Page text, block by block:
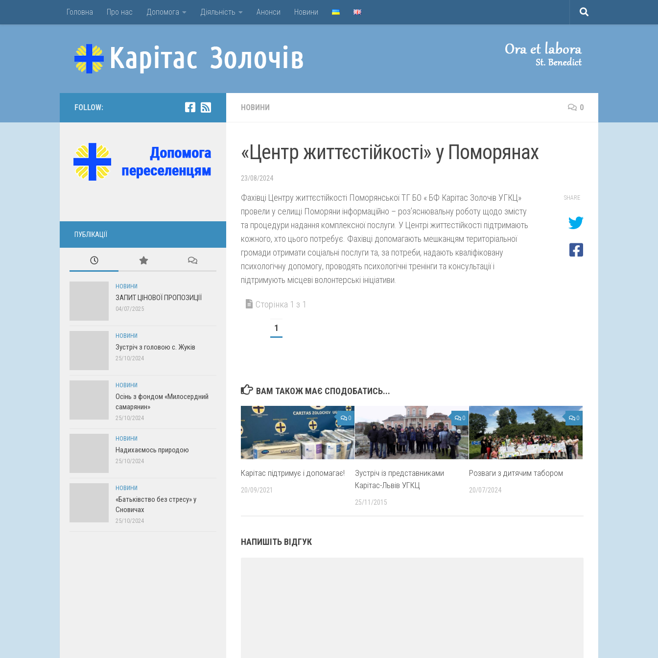
Головна Про нас Допомога Діяльність Анонси Новини
НОВИНИ 0
«Центр життєстійкості» у Поморянах
23/08/2024
Фахівці Центру життєстійкості Поморянської ТГ БО « БФ Карітас Золочів УГКЦ»
провели у селищі Поморяни інформаційно – розʼяснювальну роботу щодо змісту
та процедури надання комплексної послуги. У Центрі життєстійкості підтримають
кожного, хто цього потребує. Фахівці допомагають мешканцям територіальної
громади отримати соціальні послуги та, за потреби, надають кваліфіковану
психологічну допомогу, проводять психологічні тренінги та консультації і
підтримують місцеві волонтерські ініціативи.
Сторінка 1 з 1
1
SHARE
ВАМ ТАКОЖ МАЄ СПОДОБАТИСЬ...
0
Карітас підтримує і допомагає!
20/09/2021
0
Зустріч із представниками
Карітас-Львів УГКЦ
25/11/2015
0
Розваги з дитячим табором
20/07/2024
НАПИШІТЬ ВІДГУК
FOLLOW:
ПУБЛІКАЦІЇ
НОВИНИ
ЗАПИТ ЦІНОВОЇ ПРОПОЗИЦІЇ
04/07/2025
НОВИНИ
Зустріч з головою с. Жуків
25/10/2024
НОВИНИ
Осінь з фондом «Милосердний
самарянин»
25/10/2024
НОВИНИ
Надихаємось природою
25/10/2024
НОВИНИ
«Батьківство без стресу» у
Сновичах
25/10/2024